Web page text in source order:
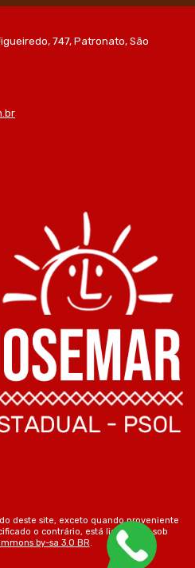
747, Patronato, São
deste site, exceto quando proveniente
o contrário, está licenciado sob
by-sa 3.0 BR.